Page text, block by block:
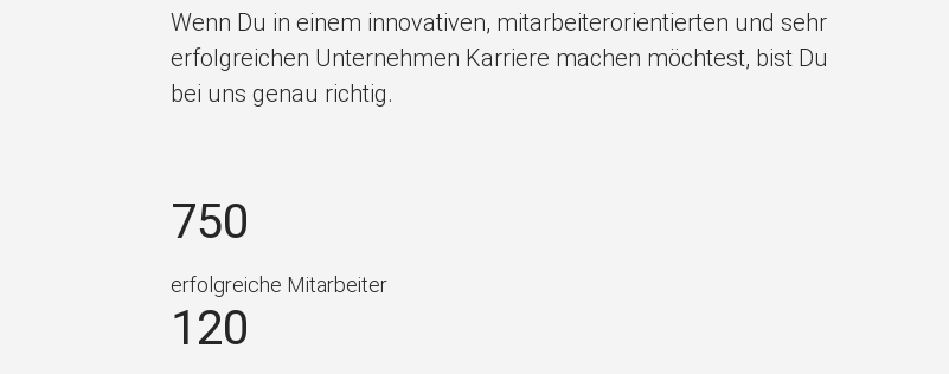
Wenn Du in einem innovativen, mitarbeiterorientierten und sehr
erfolgreichen Unternehmen Karriere machen möchtest, bist Du
bei uns genau richtig.
750
erfolgreiche Mitarbeiter
120